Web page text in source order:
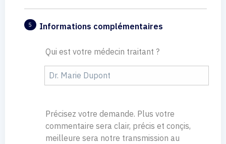
5 Informations complémentaires
Qui est votre médecin traitant ?
Précisez votre demande. Plus votre
commentaire sera clair, précis et conçis,
meilleure sera notre transmission au